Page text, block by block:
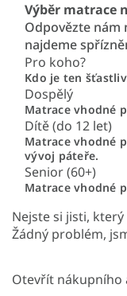
Výběr matrace
Odpovězte nám
najdeme
Pro koho?
Kdo je ten
Dospělý
Matrace vhodné
Dítě (do 12 let)
Matrace vhodné
vývoj páteře.
Senior (60+)
Matrace vhodné
Nejste si jisti,
Žádný problém,
Otevřít nákupního